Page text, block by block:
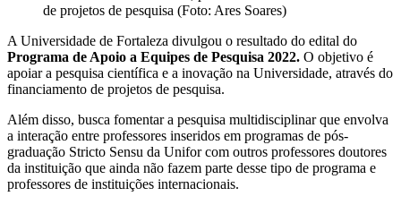
de projetos de pesquisa (Foto: Ares Soares)
A Universidade de Fortaleza divulgou o resultado do edital do
Programa de Apoio a Equipes de Pesquisa 2022. O objetivo é
apoiar a pesquisa científica e a inovação na Universidade, através do
financiamento de projetos de pesquisa.
Além disso, busca fomentar a pesquisa multidisciplinar que envolva
a interação entre professores inseridos em programas de pós-
graduação Stricto Sensu da Unifor com outros professores doutores
da instituição que ainda não fazem parte desse tipo de programa e
professores de instituições internacionais.